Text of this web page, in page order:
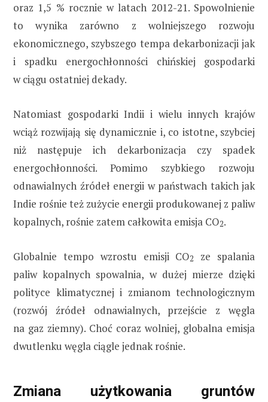
oraz 1,5 % rocznie w latach 2012-21. Spowolnienie
to wynika zarówno z wolniejszego rozwoju
ekonomicznego, szybszego tempa dekarbonizacji jak
i spadku energochłonności chińskiej gospodarki
w ciągu ostatniej dekady.
Natomiast gospodarki Indii i wielu innych krajów
wciąż rozwijają się dynamicznie i, co istotne, szybciej
niż następuje ich dekarbonizacja czy spadek
energochłonności. Pomimo szybkiego rozwoju
odnawialnych źródeł energii w państwach takich jak
Indie rośnie też zużycie energii produkowanej z paliw
kopalnych, rośnie zatem całkowita emisja CO2.
Globalnie tempo wzrostu emisji CO2
ze spalania
paliw kopalnych spowalnia, w dużej mierze dzięki
polityce klimatycznej i zmianom technologicznym
(rozwój źródeł odnawialnych, przejście z węgla
na gaz ziemny). Choć coraz wolniej, globalna emisja
dwutlenku węgla ciągle jednak rośnie.
Zmiana użytkowania gruntów